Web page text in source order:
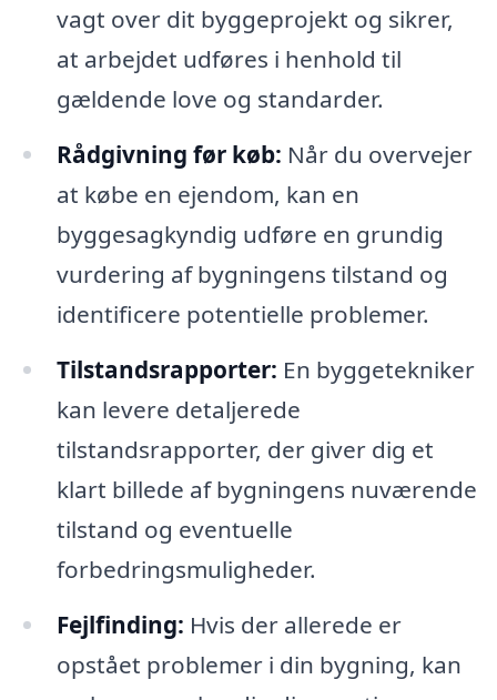
vagt over dit byggeprojekt og sikrer,
at arbejdet udføres i henhold til
gældende love og standarder.
Rådgivning før køb: Når du overvejer
at købe en ejendom, kan en
byggesagkyndig udføre en grundig
vurdering af bygningens tilstand og
identificere potentielle problemer.
Tilstandsrapporter: En byggetekniker
kan levere detaljerede
tilstandsrapporter, der giver dig et
klart billede af bygningens nuværende
tilstand og eventuelle
forbedringsmuligheder.
Fejlfinding: Hvis der allerede er
opstået problemer i din bygning, kan